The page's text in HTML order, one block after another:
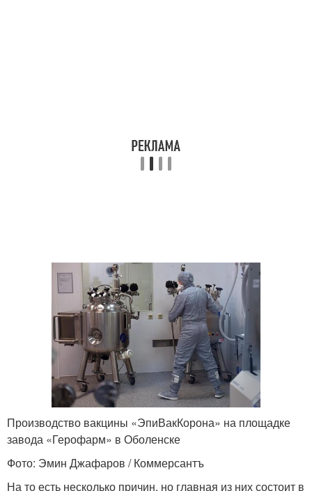
Производство вакцины «ЭпиВакКорона» на площадке
завода «Герофарм» в Оболенске
Фото: Эмин Джафаров / Коммерсантъ
На то есть несколько причин, но главная из них состоит в